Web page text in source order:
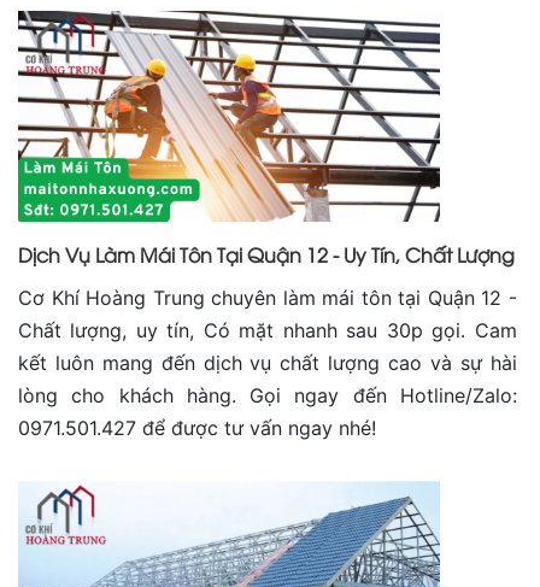
Dịch Vụ Làm Mái Tôn Tại Quận 12 - Uy Tín, Chất Lượng
Cơ Khí Hoàng Trung chuyên làm mái tôn tại Quận 12 -
Chất lượng, uy tín, Có mặt nhanh sau 30p gọi. Cam
kết luôn mang đến dịch vụ chất lượng cao và sự hài
lòng cho khách hàng. Gọi ngay đến Hotline/Zalo:
0971.501.427 để được tư vấn ngay nhé!